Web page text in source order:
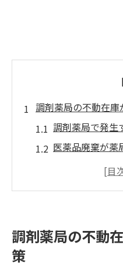
調剤薬局の不動在
調剤薬局で発生
医薬品廃棄が薬
事例
調剤薬局の不動
策